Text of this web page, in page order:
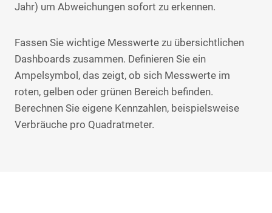
Jahr) um Abweichungen sofort zu erkennen.
Fassen Sie wichtige Messwerte zu übersichtlichen
Dashboards zusammen. Definieren Sie ein
Ampelsymbol, das zeigt, ob sich Messwerte im
roten, gelben oder grünen Bereich befinden.
Berechnen Sie eigene Kennzahlen, beispielsweise
Verbräuche pro Quadratmeter.